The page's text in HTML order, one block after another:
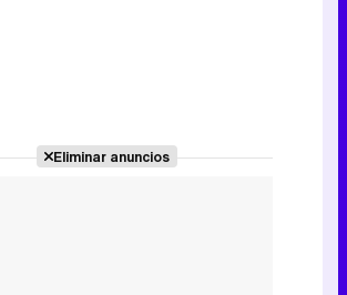
Eliminar anuncios